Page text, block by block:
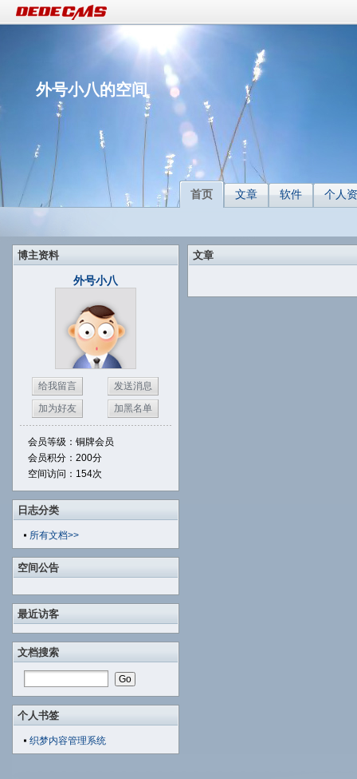
外号小八的空间
首页 文章 软件 个人
博主资料
外号小八
给我留言
发送消息
加为好友
加黑名单
会员等级：铜牌会员
会员积分：200分
空间访问：154次
日志分类
所有文档>>
空间公告
最近访客
文档搜索
个人书签
织梦内容管理系统
文章